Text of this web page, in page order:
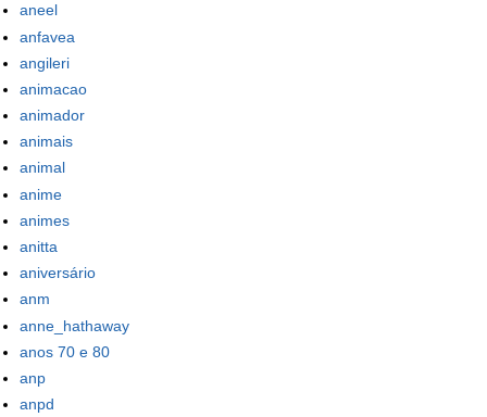
aneel
anfavea
angileri
animacao
animador
animais
animal
anime
animes
anitta
aniversário
anm
anne_hathaway
anos 70 e 80
anp
anpd